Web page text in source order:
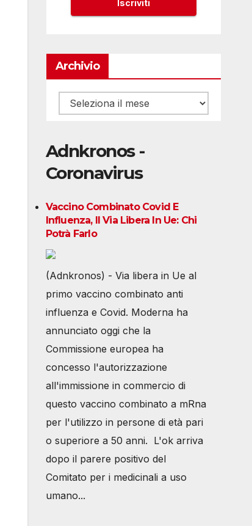
Archivio
Archivio
Adnkronos -
Coronavirus
Vaccino Combinato Covid E
Influenza, Il Via Libera In Ue: Chi
Potrà Farlo
(Adnkronos) - Via libera in Ue al
primo vaccino combinato anti
influenza e Covid. Moderna ha
annunciato oggi che la
Commissione europea ha
concesso l'autorizzazione
all'immissione in commercio di
questo vaccino combinato a mRna
per l'utilizzo in persone di età pari
o superiore a 50 anni. L'ok arriva
dopo il parere positivo del
Comitato per i medicinali a uso
umano...